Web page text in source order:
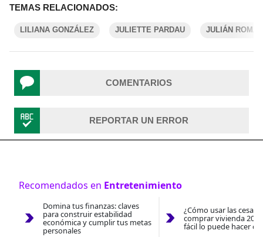
TEMAS RELACIONADOS:
LILIANA GONZÁLEZ JULIETTE PARDAU JULIÁN ROMÁN
COMENTARIOS
REPORTAR UN ERROR
Recomendados en Entretenimiento
Domina tus finanzas: claves
para construir estabilidad
económica y cumplir tus metas
personales
¿Cómo usar las
comprar vivienda
fácil lo puede hacer